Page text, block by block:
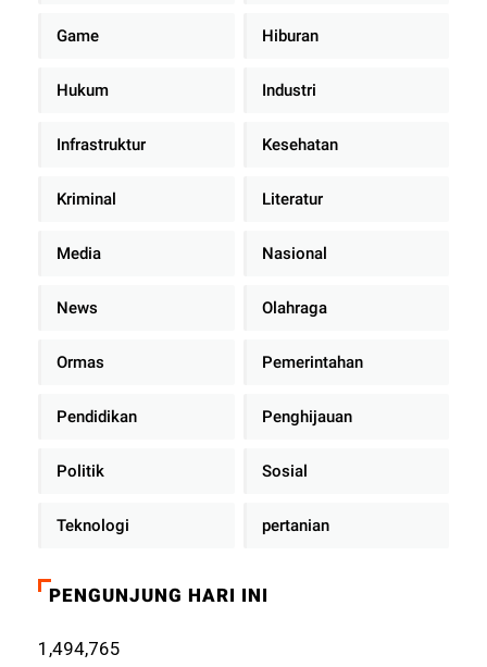
Game Hiburan
Hukum Industri
Infrastruktur Kesehatan
Kriminal Literatur
Media Nasional
News Olahraga
Ormas Pemerintahan
Pendidikan Penghijauan
Politik Sosial
Teknologi pertanian
PENGUNJUNG HARI INI
1,494,765